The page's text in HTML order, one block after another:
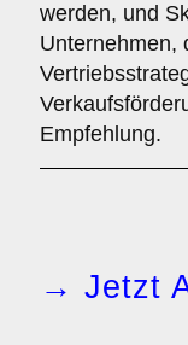
werden, und
Unternehmen,
Empfehlung.
→ Jetzt